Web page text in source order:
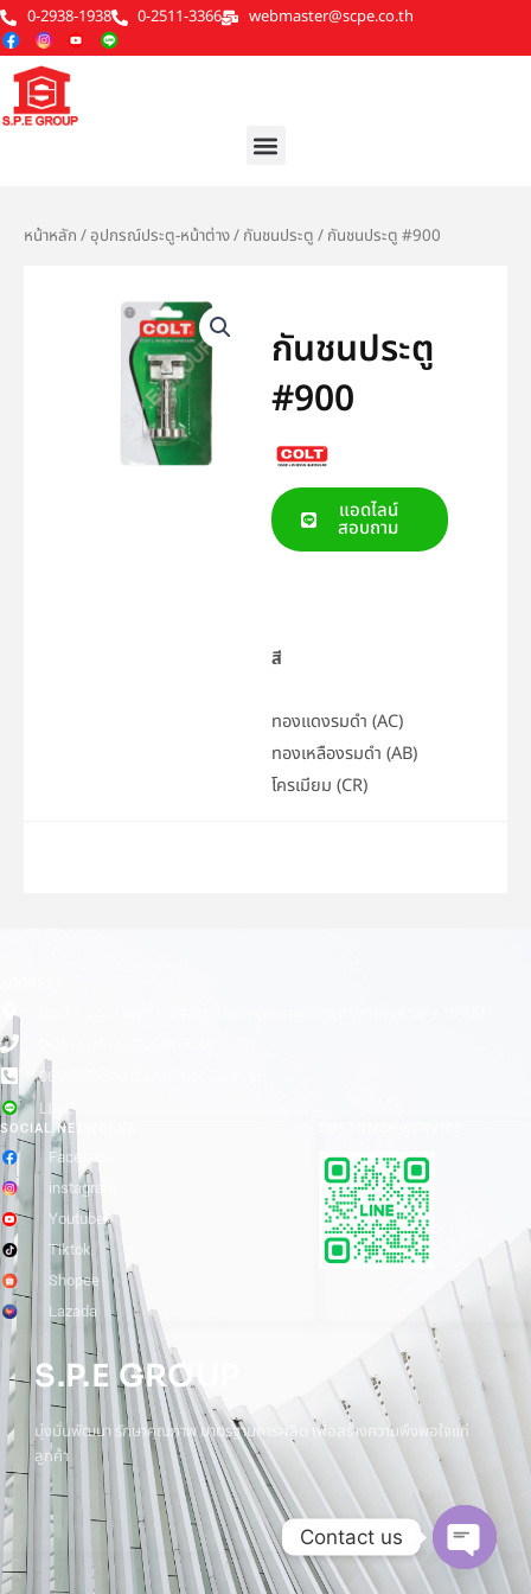
Skip
to
content
0-2938-1938 0-2511-3366 webmaster@scpe.co.th
Menu
หน้าหลัก / อุปกรณ์ประตู-หน้าต่าง/ กันชนประตู / กันชนประตู #900
กันชนประตู
#900
แอดไลน์
สอบถาม
สี
ทองแดงรมดำ (AC)
ทองเหลืองรมดำ (AB)
โครเมียม (CR)
065-8899840 (Customer Service)
LINE
SOCIAL NETWORKS
Facebook
instagram
Youtube
Tiktok
Shopee
Lazada
S.P.E GROUP
มุ่งมั่นพัฒนา รักษาคุณภาพ มาตรฐานการผลิต เพื่อสร้างความพึงพอใจแก่
ลูกค้า
Contact us
Open